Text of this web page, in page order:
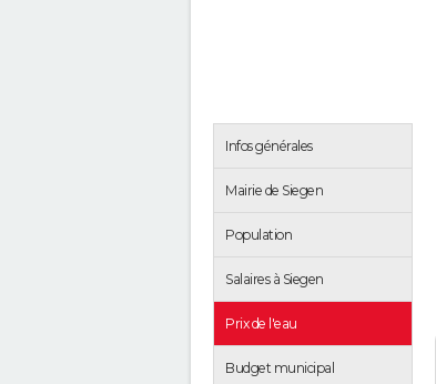
Infos générales
Mairie de Siegen
Population
Salaires à Siegen
Prix de l'eau
Budget municipal